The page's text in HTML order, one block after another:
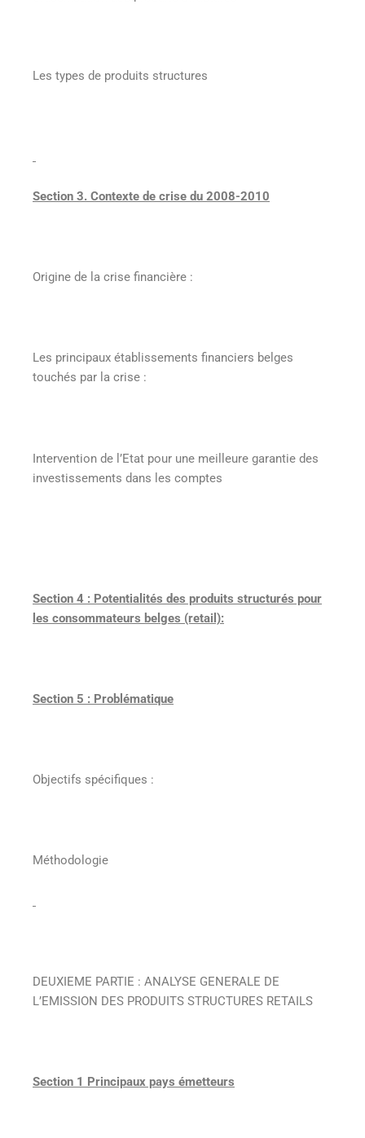
Les types de produits structures
Section 3. Contexte de crise du 2008-2010
Origine de la crise financière :
Les principaux établissements financiers belges
touchés par la crise :
Intervention de l’Etat pour une meilleure garantie des
investissements dans les comptes
Section 4 : Potentialités des produits structurés pour
les consommateurs belges (retail):
Section 5 : Problématique
Objectifs spécifiques :
Méthodologie
DEUXIEME PARTIE : ANALYSE GENERALE DE
L’EMISSION DES PRODUITS STRUCTURES RETAILS
Section 1 Principaux pays émetteurs